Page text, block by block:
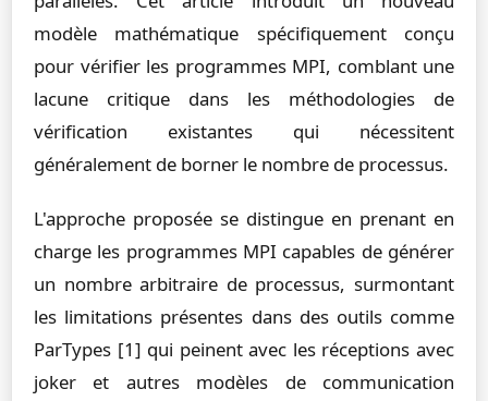
modèle mathématique spécifiquement conçu
pour vérifier les programmes MPI, comblant une
lacune critique dans les méthodologies de
vérification existantes qui nécessitent
généralement de borner le nombre de processus.
L'approche proposée se distingue en prenant en
charge les programmes MPI capables de générer
un nombre arbitraire de processus, surmontant
les limitations présentes dans des outils comme
ParTypes [1] qui peinent avec les réceptions avec
joker et autres modèles de communication